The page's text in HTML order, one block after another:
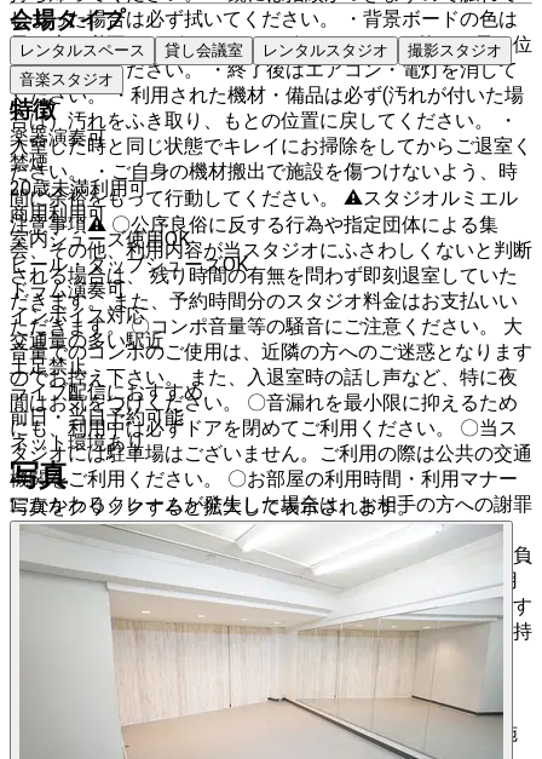
しまった場合は必ず拭いてください。 ・背景ボードの色は
元に戻す必要はございません。ボードラックを整え、元の位
置に戻してください。 ・終了後はエアコン・電灯を消して
ください。 ・利用された機材・備品は必ず(汚れが付いた場
合は）汚れをふき取り、もとの位置に戻してください。 ・
入室した時と同じ状態でキレイにお掃除をしてからご退室く
ださい。 ・ご自身の機材搬出で施設を傷つけないよう、時
間に余裕をもって行動してください。 ⚠️スタジオルミエル
注意事項⚠️ 〇公序良俗に反する行為や指定団体による集
会、その他、利用内容が当スタジオにふさわしくないと判断
される場合は、 残り時間の有無を問わず即刻退室していた
だきます。 また、予約時間分のスタジオ料金はお支払いい
ただきます。 〇コンポ音量等の騒音にご注意ください。 大
音量でのコンポのご使用は、近隣の方へのご迷惑となります
のでお控え下さい。 また、入退室時の話し声など、特に夜
間はお気をつけください。 〇音漏れを最小限に抑えるため
にも、利用中は必ずドアを閉めてご利用ください。 〇当ス
タジオには駐車場はございません。ご利用の際は公共の交通
機関をご利用ください。 〇お部屋の利用時間・利用マナー
にかかわるクレームが発生した場合は、お相手の方への謝罪
および賠償を請求いたします。 〇その他、利用者同士のト
ラブルに関しての責任は自己責任とし、弊社は一切責任を負
いません。 〇ご利用時の事故や怪我をされた場合、ご利用
者ご自身の責任となり、弊社では一切の責任を負いかねます
のでご了承ください。 ❌禁止事項❌ 【１】アルコール類の持
ち込み禁止。、飲酒、酒気を帯びた方の施設内立入禁止。
【２】食べ物の持ち込み禁止。飲み物の持ち込みはOKで
す。必ず蓋のしまる容器にてお持ち込みください。 【３】
ゴミ放置禁止。ゴミは全てお持ち帰りください。 【４】施
会場タイプ
レンタルスペース 貸し会議室 レンタルスタジオ
撮影スタジオ
音楽スタジオ
特徴
楽器演奏可
禁煙
20歳未満利用可
商用利用可
室内シューズ使用OK
ヒール・タップシューズOK
ドラム演奏可
インボイス対応
交通量の多い駅近
土足禁止
ライブ配信におすすめ
前日・当日予約可能
ネット環境あり
写真
写真をクリックすると拡大して表示されます。